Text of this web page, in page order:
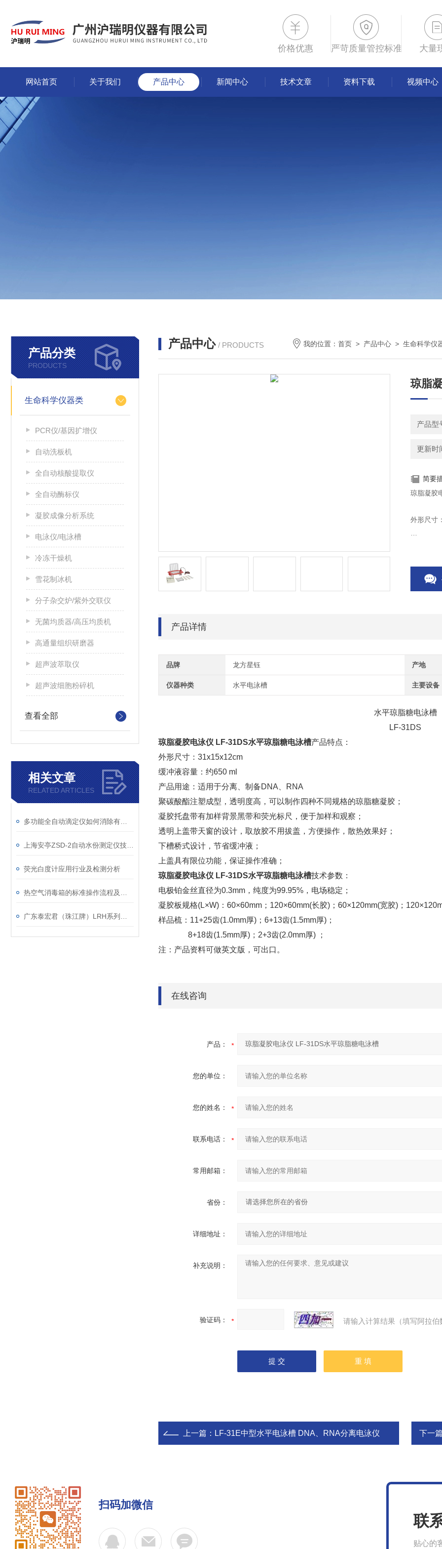
价格优惠 严苛质量管控标准 大量
网站首页 关于我们 产品中心 新闻中心 技术文章 资料下载 视频中心
产品分类
PRODUCTS
生命科学仪器类
PCR仪/基因扩增仪
自动洗板机
全自动核酸提取仪
全自动酶标仪
凝胶成像分析系统
电泳仪/电泳槽
冷冻干燥机
雪花制冰机
分子杂交炉/紫外交联仪
无菌均质器/高压均质机
高通量组织研磨器
超声波萃取仪
超声波细胞粉碎机
查看全部
相关文章
RELATED ARTICLES
荧光白度计应用行业及检测分析
产品中心 / PRODUCTS 我的位置： 首页 > 产品中心 > 生命科学仪
琼脂
产品型
更新时
简要
琼脂凝胶
外形尺寸
产品用途
透明上盖
产品详情
品牌 龙方星钰 产地
仪器种类 水平电泳槽 主要设备
水平琼脂糖电泳槽
LF-31DS
琼脂凝胶电泳仪 LF-31DS水平琼脂糖电泳槽产品特点：
外形尺寸：31x15x12cm
缓冲液容量：约650 ml
产品用途：适用于分离、制备DNA、RNA
聚碳酸酯注塑成型，透明度高，可以制作四种不同规格的琼脂糖凝胶；
凝胶托盘带有加样背景黑带和荧光标尺，便于加样和观察；
透明上盖带天窗的设计，取放胶不用拔盖，方便操作，散热效果好；
下槽桥式设计，节省缓冲液；
上盖具有限位功能，保证操作准确；
琼脂凝胶电泳仪 LF-31DS水平琼脂糖电泳槽技术参数：
电极铂金丝直径为0.3mm，纯度为99.95%，电场稳定；
凝胶板规格(L×W)：60×60mm；120×60mm(长胶)；60×120mm(宽胶)；
样品梳：11+25齿(1.0mm厚)；6+13齿(1.5mm厚)；
8+18齿(1.5mm厚)；2+3齿(2.0mm厚) ；
注：产品资料可做英文版，可出口。
在线咨询
产品：
您的单位：
您的姓名：
联系电话：
常用邮箱：
省份：
详细地址：
补充说明：
验证码： 请输入计算结果（填写阿拉
上一篇： LF-31E中型水平电泳槽 DNA、RNA分离电泳仪 下一篇
扫码加微信
联
贴心的